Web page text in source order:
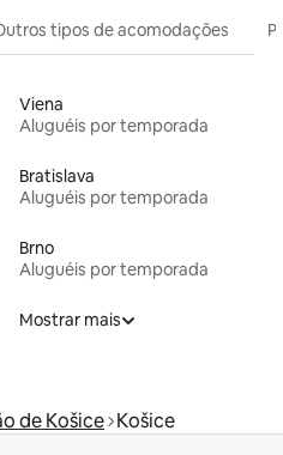
tipos de acomodações
Viena
Aluguéis por temporada
Bratislava
Aluguéis por temporada
Brno
Aluguéis por temporada
Mostrar mais
de Košice Košice